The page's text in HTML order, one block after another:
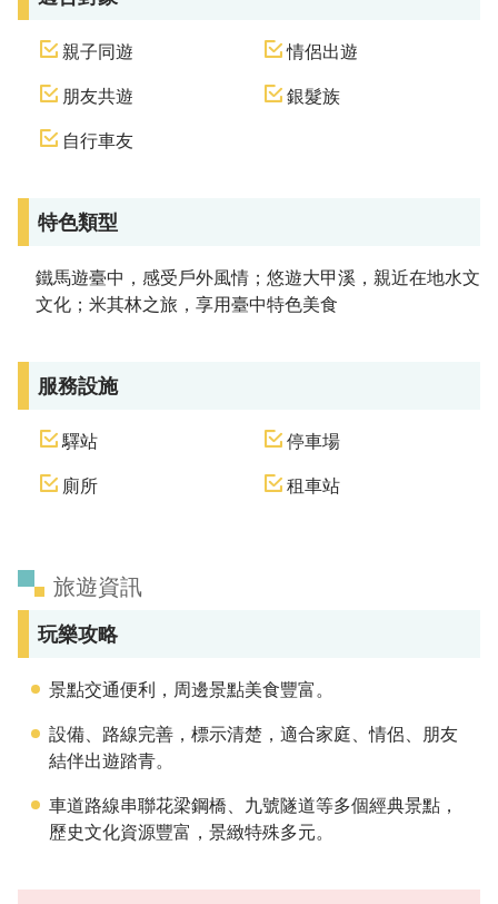
親子同遊
情侶出遊
朋友共遊
銀髮族
自行車友
特色類型
鐵馬遊臺中，感受戶外風情；悠遊大甲溪，親近在地水文
文化；米其林之旅，享用臺中特色美食
服務設施
驛站
停車場
廁所
租車站
旅遊資訊
玩樂攻略
景點交通便利，周邊景點美食豐富。
設備、路線完善，標示清楚，適合家庭、情侶、朋友
結伴出遊踏青。
車道路線串聯花梁鋼橋、九號隧道等多個經典景點，
歷史文化資源豐富，景緻特殊多元。